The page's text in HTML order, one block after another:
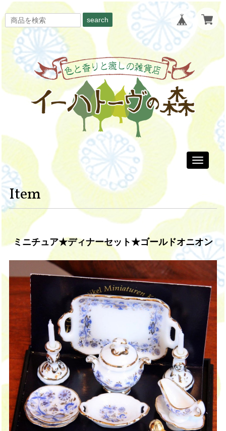
search
Toggle
Item
ミニチュア★ディナーセット★ゴールドオニオン